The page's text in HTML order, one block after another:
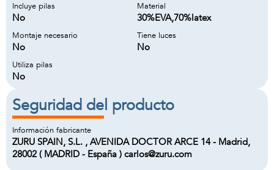
Incluye pilas
No
Material
30%EVA,70%latex
Montaje necesario
No
Tiene luces
No
Utiliza pilas
No
Seguridad del producto
Información fabricante
ZURU SPAIN, S.L. , AVENIDA DOCTOR ARCE 14 - Madrid,
28002 ( MADRID - España ) carlos@zuru.com